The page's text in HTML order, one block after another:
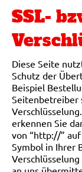
SSL-
Diese Seite
Schutz der
Beispiel
Seitenbetreiber
erkennen Sie
von “http://”
Symbol in Ihrer